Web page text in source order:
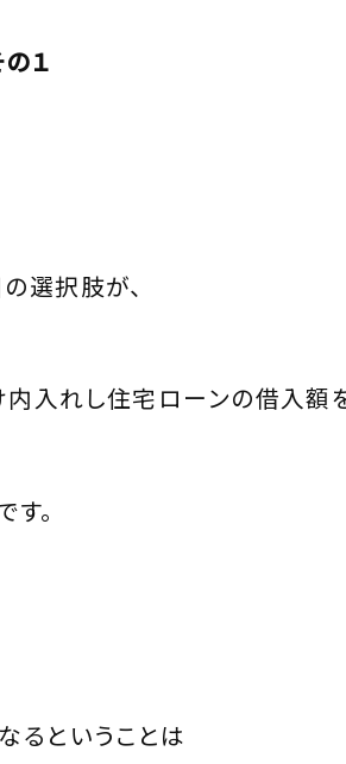
１
選択肢が、
入れし住宅ローンの借入額
す。
るということは